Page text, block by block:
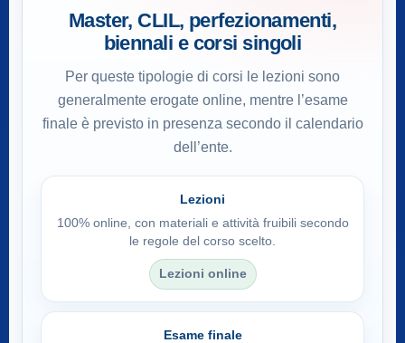
Master, CLIL, perfezionamenti,
biennali e corsi singoli
Per queste tipologie di corsi le lezioni sono
generalmente erogate online, mentre l’esame
finale è previsto in presenza secondo il calendario
dell’ente.
Lezioni
100% online, con materiali e attività fruibili secondo
le regole del corso scelto.
Lezioni online
Esame finale